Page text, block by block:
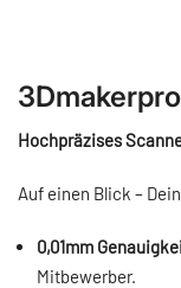
Hochpräzises
Auf einen Blick –
0,01mm
Mitbewerber.